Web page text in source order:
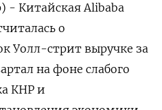
Китайская Alibaba
о
Уолл-стрит выручке за
на фоне слабого
КНР и